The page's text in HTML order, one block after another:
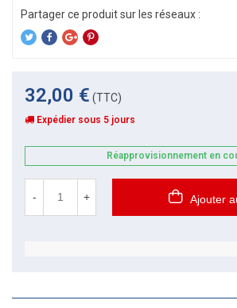
32,00 € (TTC)
Expédier sous 5 jours
Réapprovisionnement en
- + Ajouter